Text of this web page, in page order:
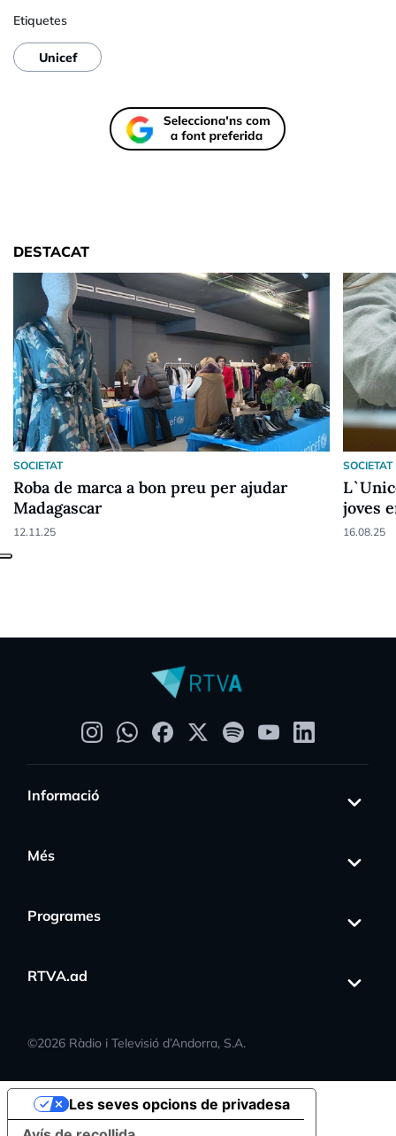
Etiquetes
Unicef
DESTACAT
SOCIETAT
Roba de marca a bon preu per ajudar
Madagascar
12.11.25
SOCIETAT
joves
16.08.25
Informació
Més
Programes
RTVA.ad
©2026 Ràdio i Televisió d’Andorra, S.A.
Les seves opcions de privadesa